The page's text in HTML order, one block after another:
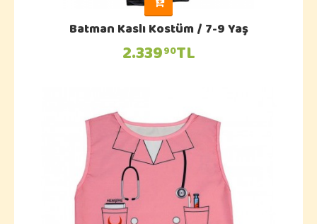
Batman Kaslı Kostüm / 7-9 Yaş
2.33990TL